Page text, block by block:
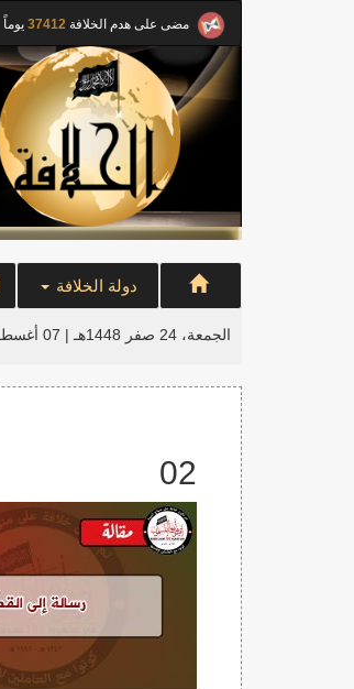
مضى على هدم الخلافة 37412 يوماً
دولة الخلافة
الجمعة، 24 صفر 1448هـ | 07 أغسطس 2026م |
02